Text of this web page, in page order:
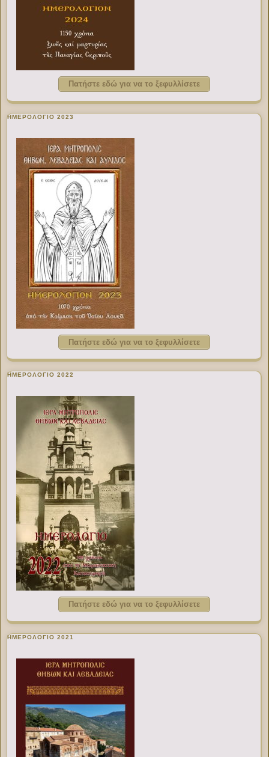
Πατήστε εδώ για να το ξεφυλλίσετε
ΗΜΕΡΟΛΟΓΙΟ 2023
Πατήστε εδώ για να το ξεφυλλίσετε
ΗΜΕΡΟΛΟΓΙΟ 2022
Πατήστε εδώ για να το ξεφυλλίσετε
ΗΜΕΡΟΛΟΓΙΟ 2021